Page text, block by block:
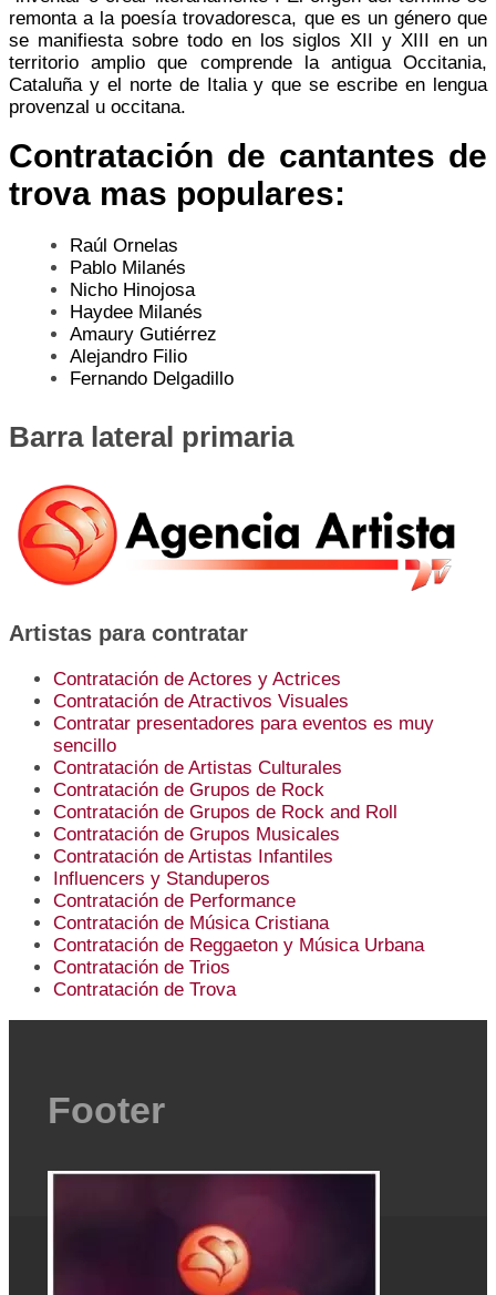
remonta a la poesía trovadoresca, que es un género que
se manifiesta sobre todo en los siglos XII y XIII en un
territorio amplio que comprende la antigua Occitania,
Cataluña y el norte de Italia y que se escribe en lengua
provenzal u occitana.
Contratación de cantantes de
trova mas populares:
Raúl Ornelas
Pablo Milanés
Nicho Hinojosa
Haydee Milanés
Amaury Gutiérrez
Alejandro Filio
Fernando Delgadillo
Barra lateral primaria
Artistas para contratar
Contratación de Actores y Actrices
Contratación de Atractivos Visuales
Contratar presentadores para eventos es muy
sencillo
Contratación de Artistas Culturales
Contratación de Grupos de Rock
Contratación de Grupos de Rock and Roll
Contratación de Grupos Musicales
Contratación de Artistas Infantiles
Influencers y Standuperos
Contratación de Performance
Contratación de Música Cristiana
Contratación de Reggaeton y Música Urbana
Contratación de Trios
Contratación de Trova
Footer